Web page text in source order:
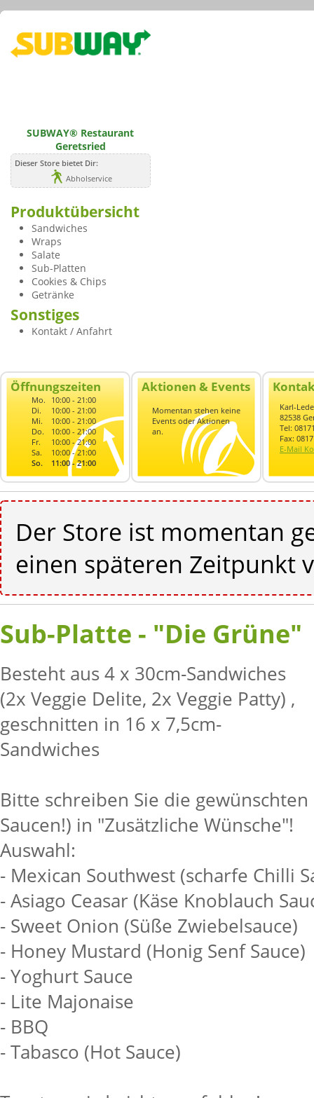
SUBWAY® Restaurant
Geretsried
Dieser Store bietet Dir:
Abholservice
Produktübersicht
Sandwiches
Wraps
Salate
Sub-Platten
Cookies & Chips
Getränke
Sonstiges
Kontakt / Anfahrt
Öffnungszeiten
Mo. 10:00 - 21:00
Di.
10:00 - 21:00
Mi.
10:00 - 21:00
Do.
10:00 - 21:00
Fr.
10:00 - 21:00
Sa.
10:00 - 21:00
So.
11:00 - 21:00
Aktionen & Events
Momentan stehen keine
Events oder Aktionen
an.
Karl-
82538
Tel:
Fax:
E-Mail
Der Store ist momentan
einen späteren Zeitpunkt
Sub-Platte - "Die Grüne"
Besteht aus 4 x 30cm-Sandwiches
(2x Veggie Delite, 2x Veggie Patty) ,
geschnitten in 16 x 7,5cm-
Sandwiches
Bitte schreiben Sie die gewünschten
Saucen!) in "Zusätzliche Wünsche"!
Auswahl:
- Mexican Southwest (scharfe Chilli
- Asiago Ceasar (Käse Knoblauch
- Sweet Onion (Süße Zwiebelsauce)
- Honey Mustard (Honig Senf Sauce)
- Yoghurt Sauce
- Lite Majonaise
- BBQ
- Tabasco (Hot Sauce)